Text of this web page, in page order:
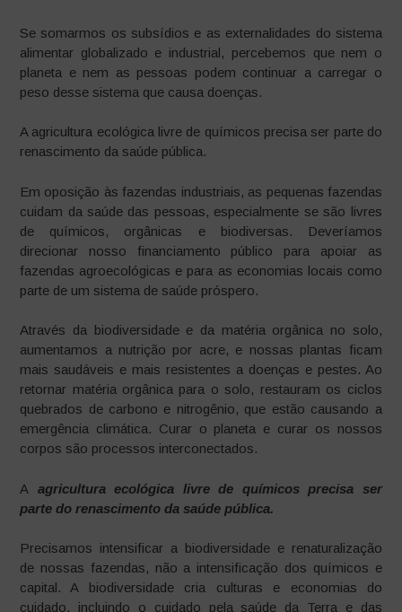
Se somarmos os subsídios e as externalidades do sistema
alimentar globalizado e industrial, percebemos que nem o
planeta e nem as pessoas podem continuar a carregar o
peso desse sistema que causa doenças.
A agricultura ecológica livre de químicos precisa ser parte do
renascimento da saúde pública.
Em oposição às fazendas industriais, as pequenas fazendas
cuidam da saúde das pessoas, especialmente se são livres
de químicos, orgânicas e biodiversas. Deveríamos
direcionar nosso financiamento público para apoiar as
fazendas agroecológicas e para as economias locais como
parte de um sistema de saúde próspero.
Através da biodiversidade e da matéria orgânica no solo,
aumentamos a nutrição por acre, e nossas plantas ficam
mais saudáveis e mais resistentes a doenças e pestes. Ao
retornar matéria orgânica para o solo, restauram os ciclos
quebrados de carbono e nitrogênio, que estão causando a
emergência climática. Curar o planeta e curar os nossos
corpos são processos interconectados.
A agricultura ecológica livre de químicos precisa ser
parte do renascimento da saúde pública.
Precisamos intensificar a biodiversidade e renaturalização
de nossas fazendas, não a intensificação dos químicos e
capital. A biodiversidade cria culturas e economias do
cuidado, incluindo o cuidado pela saúde da Terra e das